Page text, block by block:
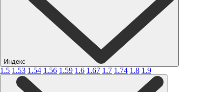
Индекс
1.5 1.53 1.54 1.56 1.59 1.6 1.67 1.7 1.74 1.8 1.9